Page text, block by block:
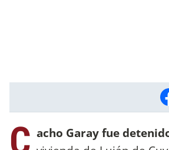
acho Garay fue